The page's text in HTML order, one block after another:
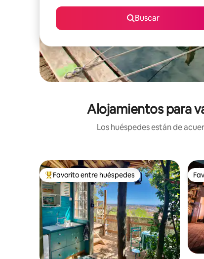
Buscar
Alojamientos para
Los huéspedes están de
Favorito entre los huéspedes más destacados
Favorito entre huéspedes